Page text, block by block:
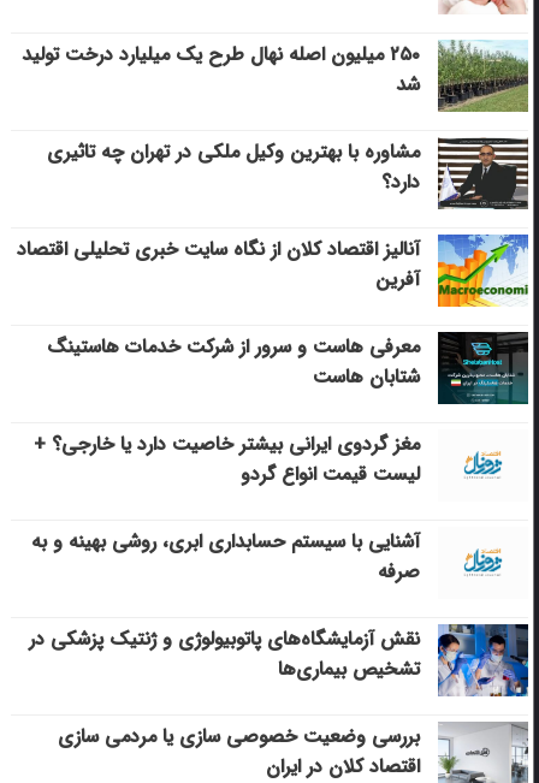
۲۵۰ میلیون اصله نهال طرح یک میلیارد درخت تولید
شد
مشاوره با بهترین وکیل ملکی در تهران چه تاثیری
دارد؟
آنالیز اقتصاد کلان از نگاه سایت خبری تحلیلی اقتصاد
آفرین
معرفی هاست و سرور از شرکت خدمات هاستینگ
شتابان هاست
مغز گردوی ایرانی بیشتر خاصیت دارد یا خارجی؟ +
لیست قیمت انواع گردو
آشنایی با سیستم حسابداری ابری، روشی بهینه و به
صرفه
نقش آزمایشگاه‌های پاتوبیولوژی و ژنتیک پزشکی در
تشخیص بیماری‌ها
بررسی وضعیت خصوصی سازی یا مردمی سازی
اقتصاد کلان در ایران